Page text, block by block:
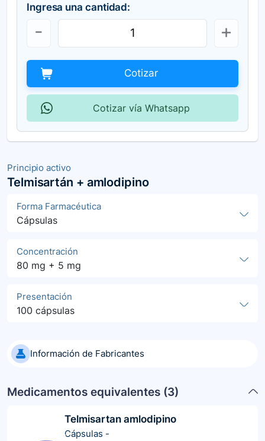
Principio activo
Telmisartán + amlodipino
Forma Farmacéutica
Cápsulas
Concentración
80 mg + 5 mg
Presentación
100 cápsulas
Información de Fabricantes
Medicamentos equivalentes (3)
Telmisartan amlodipino
Cápsulas -
Ingresa una cantidad:
Cotizar
Cotizar vía Whatsapp